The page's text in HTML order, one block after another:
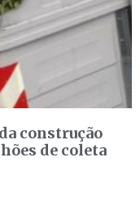
construção
de coleta